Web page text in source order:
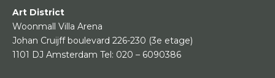
Art District
Woonmall Villa Arena
Johan Cruijff boulevard 226-230 (3e etage)
1101 DJ Amsterdam Tel: 020 – 6090386